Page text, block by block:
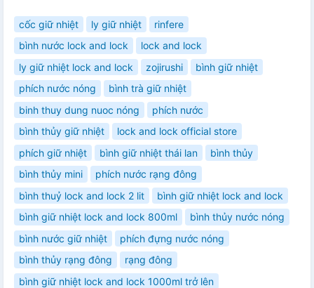
cốc giữ nhiệt ly giữ nhiệt
rinfere
bình nước lock and lock
lock and lock
ly giữ nhiệt lock and lock
zojirushi
bình giữ nhiệt
phích nước nóng
bình trà giữ nhiệt
binh thuy dung nuoc nóng
phích nước
bình thủy giữ nhiệt
lock and lock official store
phích giữ nhiệt
bình giữ nhiệt thái lan
bình thủy
bình thủy mini
phích nước rạng đông
bình thuỷ lock and lock 2 lit
bình giữ nhiệt lock and lock
bình giữ nhiệt lock and lock 800ml
bình thủy nước nóng
bình nước giữ nhiệt
phích đựng nước nóng
bình thủy rạng đông
rạng đông
bình giữ nhiệt lock and lock 1000ml trở lên